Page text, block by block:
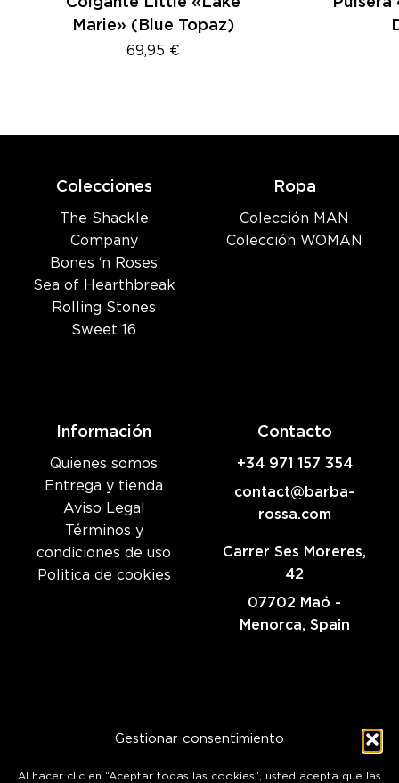
Gestionar consentimiento
Al hacer clic en “Aceptar todas las cookies”, usted acepta que las
Marie» (Blue Topaz)
69,95 €
Colecciones
The Shackle
Company
Bones ‘n Roses
Sea of Hearthbreak
Rolling Stones
Sweet 16
Ropa
Colección MAN
Colección WOMAN
Información
Quienes somos
Entrega y tienda
Aviso Legal
Términos y
condiciones de uso
Politica de cookies
Contacto
+34 971 157 354
contact@barba-
rossa.com
Carrer Ses Moreres,
42
07702 Maó -
Menorca, Spain